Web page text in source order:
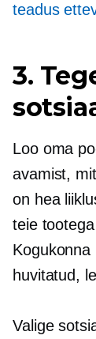
teadus
3.
Loo oma
avamist,
on hea
teie
huvitatud,
Valige